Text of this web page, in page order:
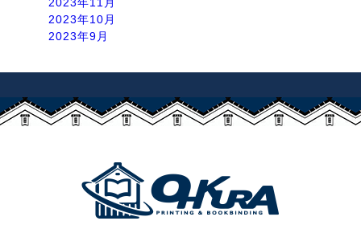
2023年10月
2023年9月